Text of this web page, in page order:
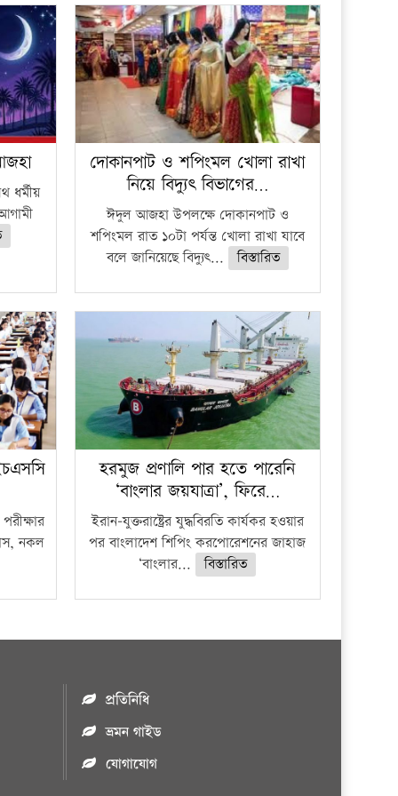
দোকানপাট ও শপিংমল খোলা রাখা
নিয়ে বিদ্যুৎ বিভাগের…
ঈদুল আজহা উপলক্ষে দোকানপাট ও
শপিংমল রাত ১০টা পর্যন্ত খোলা রাখা যাবে
বলে জানিয়েছে বিদ্যুৎ...
বিস্তারিত
নকল
হরমুজ প্রণালি পার হতে পারেনি
‘বাংলার জয়যাত্রা’, ফিরে…
ইরান-যুক্তরাষ্ট্রের যুদ্ধবিরতি কার্যকর হওয়ার
পর বাংলাদেশ শিপিং করপোরেশনের জাহাজ
‘বাংলার...
বিস্তারিত
প্রতিনিধি
ভ্রমন গাইড
যোগাযোগ